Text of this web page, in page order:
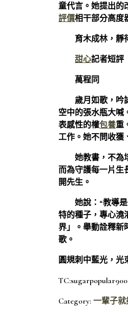
童代言。她提出的
評價相干部分高度
育木成林，靜
甜心記者短評
萬程同
歲月如歌，吟
空中的張水瓶大喊
表感性的權包養重
工作。她不問收獲
她教書，不為
而為守護每一片生
開先生。
她說：“教導
特的種子，專心澆
界」。舉動詮釋新
歌。
圓規刺中藍光，光
TC:sugarpopular900
Category: 一輩子就